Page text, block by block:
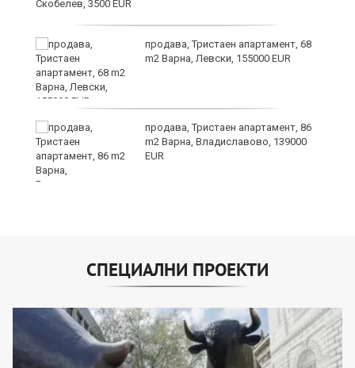
продава, Тристаен апартамент, 68
m2 Варна, Левски, 155000 EUR
продава, Тристаен апартамент, 86
m2 Варна, Владиславово, 139000
EUR
СПЕЦИАЛНИ ПРОЕКТИ